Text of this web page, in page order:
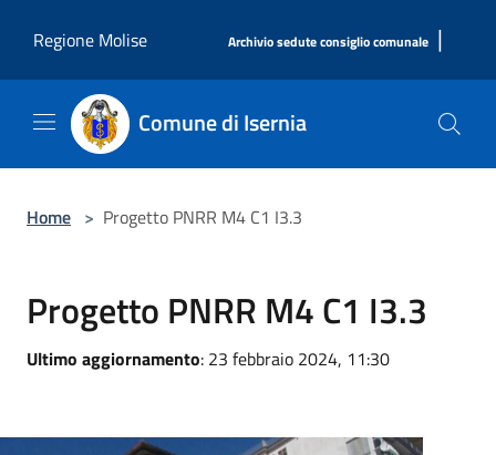
Regione Molise
Archivio sedute consiglio comunale |
Comune di Isernia
Home > Progetto PNRR M4 C1 I3.3
Progetto PNRR M4 C1 I3.3
Ultimo aggiornamento: 23 febbraio 2024, 11:30